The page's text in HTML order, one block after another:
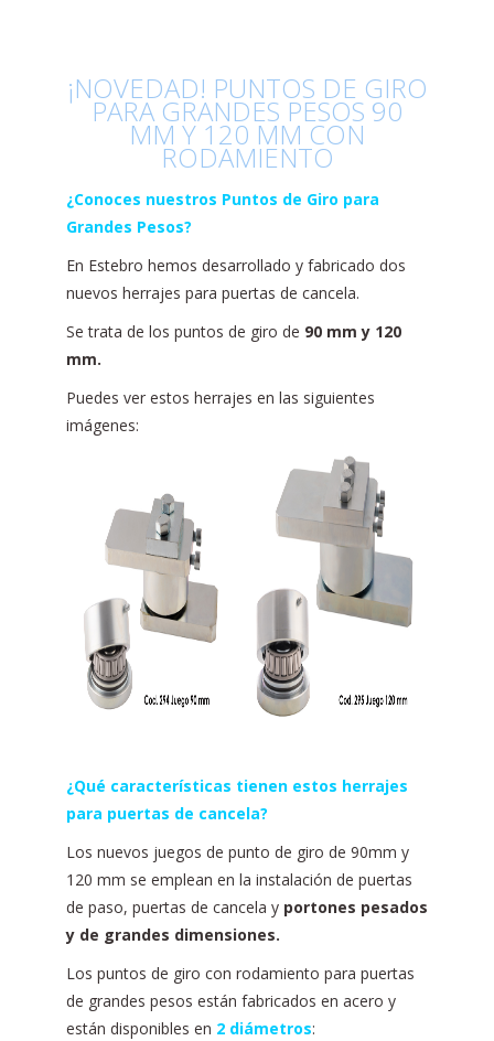
¡NOVEDAD! PUNTOS DE GIRO
PARA GRANDES PESOS 90
MM Y 120 MM CON
RODAMIENTO
¿Conoces nuestros Puntos de Giro para
Grandes Pesos?
En Estebro hemos desarrollado y fabricado dos
nuevos herrajes para puertas de cancela.
Se trata de los puntos de giro de 90 mm y 120
mm.
Puedes ver estos herrajes en las siguientes
imágenes:
¿Qué características tienen estos herrajes
para puertas de cancela?
Los nuevos juegos de punto de giro de 90mm y
120 mm se emplean en la instalación de puertas
de paso, puertas de cancela y portones pesados
y de grandes dimensiones.
Los puntos de giro con rodamiento para puertas
de grandes pesos están fabricados en acero y
están disponibles en 2 diámetros: